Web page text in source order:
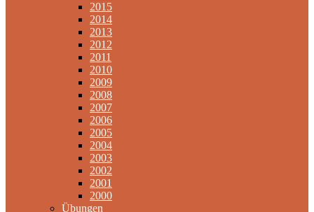
2015
2014
2013
2012
2011
2010
2009
2008
2007
2006
2005
2004
2003
2002
2001
2000
Übungen